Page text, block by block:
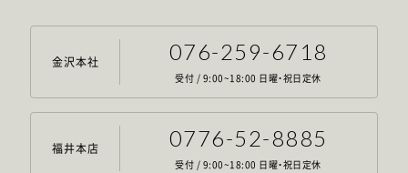
金沢本社 076-259-6718
受付 / 9:00~18:00 日曜・祝日定休
福井本店 0776-52-8885
受付 / 9:00~18:00 日曜・祝日定休